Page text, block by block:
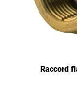
Raccord